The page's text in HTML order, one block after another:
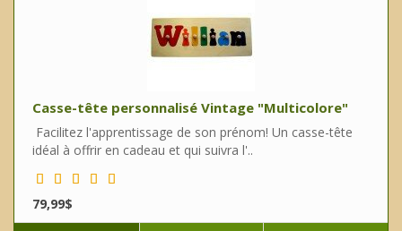
Casse-tête personnalisé Vintage "Multicolore"
Facilitez l'apprentissage de son prénom! Un casse-tête
idéal à offrir en cadeau et qui suivra l'..
79,99$